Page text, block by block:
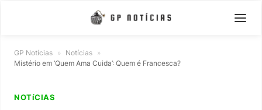
GP Notícias » Notícias »
Mistério em ‘Quem Ama Cuida’: Quem é Francesca?
NOTíCIAS